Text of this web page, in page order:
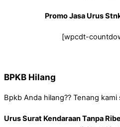
Promo Jasa Urus
[wpcdt-
BPKB Hilang
Bpkb Anda hilang?? Tenang
Urus Surat Kendaraan Tanpa